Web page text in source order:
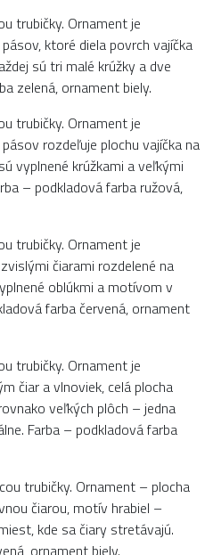
trubičky. Ornament je
ktoré diela povrch vajíčka
sú tri malé krúžky a dve
zelená, ornament biely.
trubičky. Ornament je
rozdeľuje plochu vajíčka na
vyplnené krúžkami a veľkými
– podkladová farba ružová,
trubičky. Ornament je
čiarami rozdelené na
oblúkmi a motívom v
farba červená, ornament
trubičky. Ornament je
čiar a vlnoviek, celá plocha
veľkých plôch – jedna
Farba – podkladová farba
trubičky. Ornament – plocha
čiarou, motív hrabiel –
kde sa čiary stretávajú.